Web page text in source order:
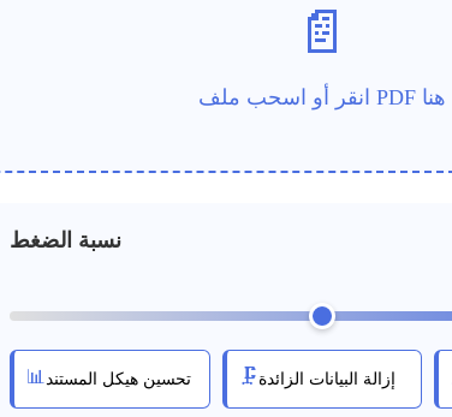
📄
انقر أو اسحب ملف PDF هنا
نسبة الضغط
📊 تحسين هيكل المستند 🗜️ إزالة البيانات الزائدة